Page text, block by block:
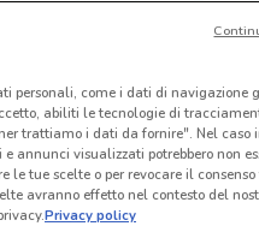
Caddy's
Scade il 31/08 5.7 km
personali, come i dati di navigazione
abiliti le tecnologie di
trattiamo i dati da fornire". Nel caso
annunci visualizzati potrebbero non
le tue scelte o per revocare il
avranno effetto nel contesto del
Privacy policy